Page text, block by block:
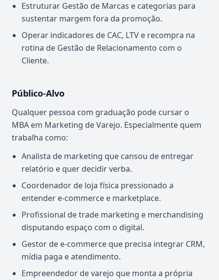
Estruturar Gestão de Marcas e categorias para
sustentar margem fora da promoção.
Operar indicadores de CAC, LTV e recompra na
rotina de Gestão de Relacionamento com o
Cliente.
Público-Alvo
Qualquer pessoa com graduação pode cursar o
MBA em Marketing de Varejo. Especialmente quem
trabalha como:
Analista de marketing que cansou de entregar
relatório e quer decidir verba.
Coordenador de loja física pressionado a
entender e-commerce e marketplace.
Profissional de trade marketing e merchandising
disputando espaço com o digital.
Gestor de e-commerce que precisa integrar CRM,
mídia paga e atendimento.
Empreendedor de varejo que monta a própria